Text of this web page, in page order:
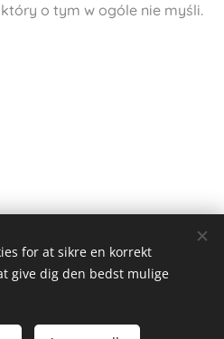
o tym w ogóle nie myśli.
- Uredte tanker
forbeholdes 2019
for at sikre en korrekt
give dig den bedst mulige